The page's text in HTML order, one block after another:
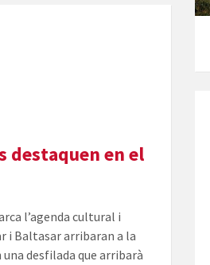
destaquen en el
l’agenda cultural i
i Baltasar arribaran a la
desfilada que arribarà